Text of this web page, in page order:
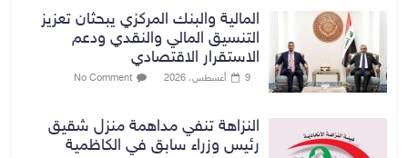
المالية والبنك المركزي يبحثان تعزيز
التنسيق المالي والنقدي ودعم
الاستقرار الاقتصادي
9 أغسطس، 2026 No Comment
النزاهة تنفي مداهمة منزل شقيق
رئيس وزراء سابق في الكاظمية